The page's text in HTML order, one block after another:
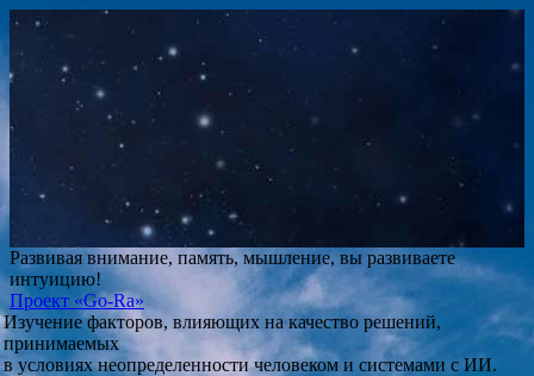
Развивая внимание, память, мышление, вы развиваете
интуицию!
Проект «Go-Ra»
Изучение факторов, влияющих на качество решений,
принимаемых
в условиях неопределенности человеком и системами с ИИ.